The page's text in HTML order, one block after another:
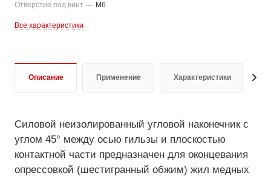
Отверстие под винт — M6
Все характеристики
Описание Применение Характеристики
Силовой неизолированный угловой наконечник с
углом 45° между осью гильзы и плоскостью
контактной части предназначен для оконцевания
опрессовкой (шестигранный обжим) жил медных